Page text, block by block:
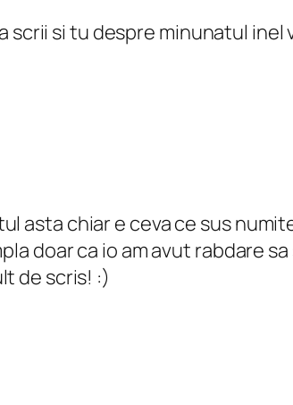
scrii si tu despre minunatul
asta chiar e ceva ce sus
doar ca io am avut rabdare
de scris! :)